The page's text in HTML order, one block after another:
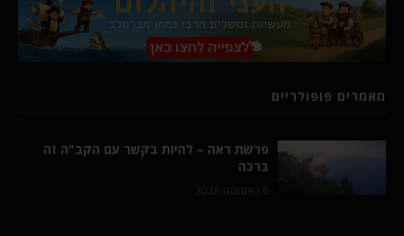
מאמרים פופולריים
פרשת ראה – להיות בקשר עם הקב"ה זה
ברכה
6 באוגוסט 2026